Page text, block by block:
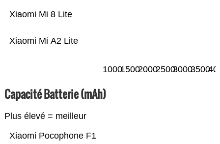
Xiaomi Mi A2 Lite
Xiaomi Mi 8 Lite
100015002000250030003500
Capacité Batterie (mAh)
Plus élevé = meilleur
Xiaomi Pocophone F1